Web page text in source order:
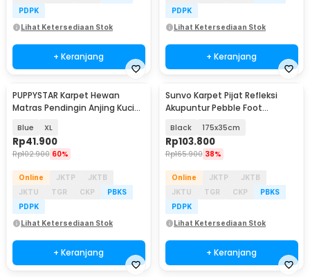
PDPK
Lihat Ketersediaan Stok
+ Keranjang
PDPK
Lihat Ketersediaan Stok
+ Keranjang
PUPPYSTAR Karpet Hewan
Matras Pendingin Anjing Kucing
Blue XL
Rp41.900
Rp102.900 60%
Online JKTP
JKTB
JKTU
TGR CKP
PBKS
PDPK
Lihat Ketersediaan Stok
+ Keranjang
Sunvo Karpet Pijat Refleksi
Akupuntur Pebble Foot
Black 175x35cm
Rp103.800
Rp165.900 38%
Online JKTP
JKTB
JKTU
TGR CKP
PBKS
PDPK
Lihat Ketersediaan Stok
+ Keranjang